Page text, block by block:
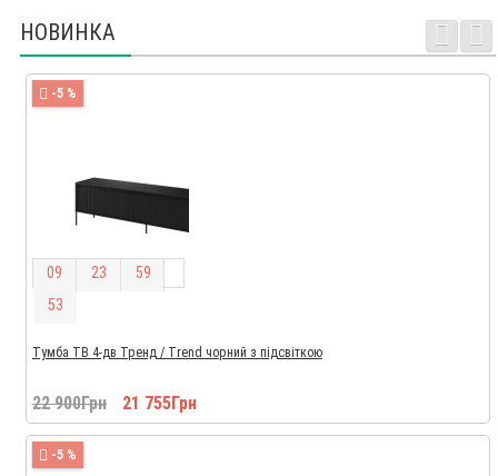
НОВИНКА
-5 %
09 23 59
52
Тумба ТВ 4-дв Тренд / Trend чорний з підсвіткою
22 900Грн 21 755Грн
-5 %